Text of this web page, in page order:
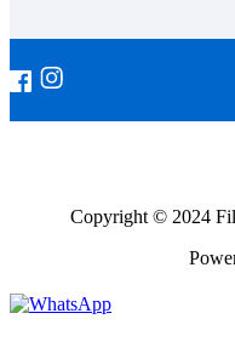
Copyright © 2024